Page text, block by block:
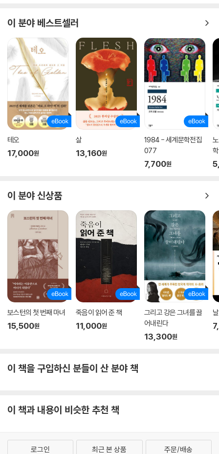
이 분야 베스트셀러
테오
17,000원
살
13,160원
1984 - 세계문학전집
077
7,700원
이 분야 신상품
보스턴의 첫 번째 마녀
15,500원
죽음이 읽어 준 책
11,000원
그리고 강은 그녀를 끌
어내린다
13,300원
이 책을 구입하신 분들이 산 분야 책
이 책과 내용이 비슷한 추천 책
로그인 최근 본 상품 주문/배송